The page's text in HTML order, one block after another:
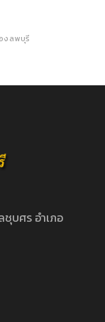
งลพบุรี
ชุบศร อำเภอ